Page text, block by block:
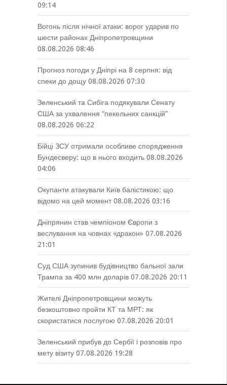
09:14
Вогонь після нічної атаки: ворог ударив по
шести районах Дніпропетровщини
08.08.2026 08:46
Прогноз погоди у Дніпрі на 8 серпня: від
спеки до дощу 08.08.2026 07:30
Зеленський та Сибіга подякували Сенату
США за ухвалення “пекельних санкцій”
08.08.2026 06:22
Бійці ЗСУ отримали особливе спорядження
Бундесверу: що в нього входить 08.08.2026
04:06
Окупанти атакували Київ балістикою: що
відомо на цей момент 08.08.2026 03:16
Дніпрянин став чемпіоном Європи з
веслування на човнах «дракон» 07.08.2026
21:01
Суд США зупинив будівництво бальної зали
Трампа за 400 млн доларів 07.08.2026 20:11
Жителі Дніпропетровщини можуть
безкоштовно пройти КТ та МРТ: як
скористатися послугою 07.08.2026 20:01
Зеленський прибув до Сербії і розповів про
мету візиту 07.08.2026 19:28